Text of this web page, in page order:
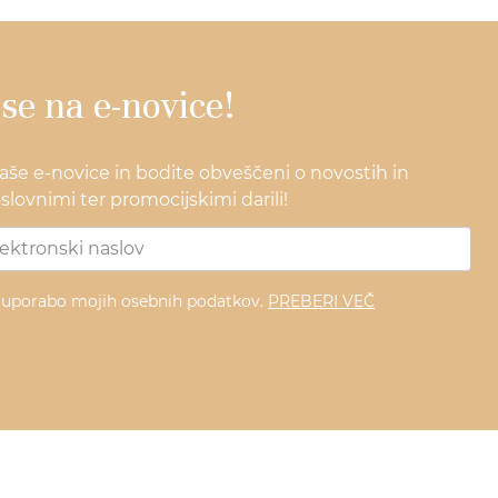
na e-novice!
e-novice in bodite obveščeni o novostih in
ter promocijskimi darili!
mojih osebnih podatkov. PREBERI VEČ